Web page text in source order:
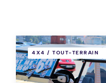
4X4 / TOUT-TERRAIN